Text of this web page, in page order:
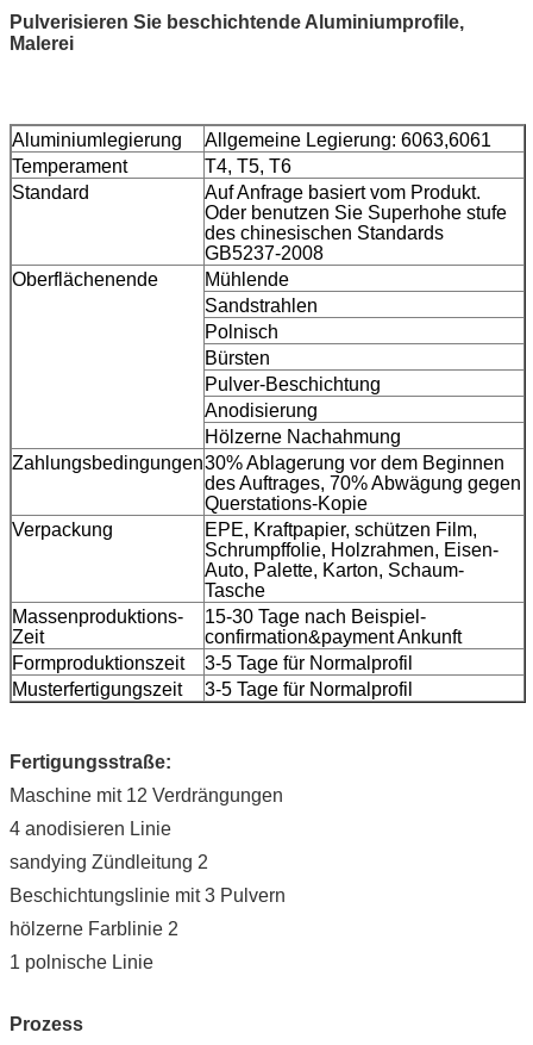
Pulverisieren Sie beschichtende Aluminiumprofile,
Malerei
Aluminiumlegierung
Allgemeine Legierung: 6063,6061
Temperament
T4, T5, T6
Standard
Auf Anfrage basiert vom Produkt.
Oder benutzen Sie Superhohe stufe
des chinesischen Standards
GB5237-2008
Oberflächenende
Mühlende
Sandstrahlen
Polnisch
Bürsten
Pulver-Beschichtung
Anodisierung
Hölzerne Nachahmung
Zahlungsbedingungen30% Ablagerung vor dem Beginnen
des Auftrages, 70% Abwägung gegen
Querstations-Kopie
Verpackung
EPE, Kraftpapier, schützen Film,
Schrumpffolie, Holzrahmen, Eisen-
Auto, Palette, Karton, Schaum-
Tasche
Massenproduktions-
Zeit
15-30 Tage nach Beispiel-
confirmation&payment Ankunft
Formproduktionszeit
3-5 Tage für Normalprofil
Musterfertigungszeit
3-5 Tage für Normalprofil
Fertigungsstraße:
Maschine mit 12 Verdrängungen
4 anodisieren Linie
sandying Zündleitung 2
Beschichtungslinie mit 3 Pulvern
hölzerne Farblinie 2
1 polnische Linie
Prozess